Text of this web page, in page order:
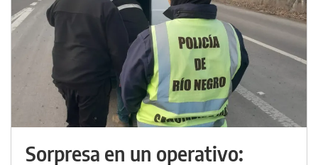
Sorpresa en un operativo: